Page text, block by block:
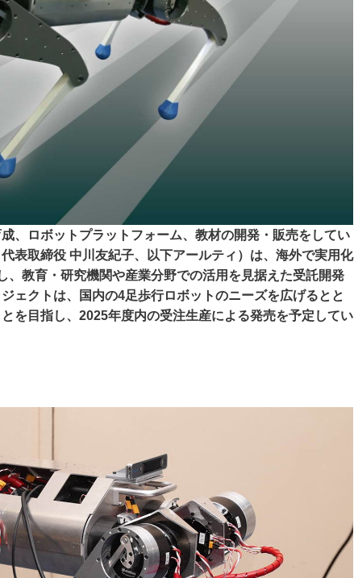
、ロボットプラットフォーム、教材の開発・販売をしてい
表取締役 中川友紀子、以下アールティ）は、海外で実用化
、教育・研究機関や産業分野での活用を見据えた受託開発
ェクトは、国内の4足歩行ロボットのニーズを広げるとと
を目指し、2025年度内の受注生産による発売を予定してい